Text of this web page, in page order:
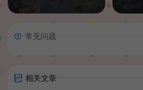
常见问题
相关文章